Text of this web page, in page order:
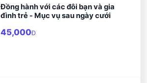
Đồng hành với các đôi bạn và gia
đình trẻ - Mục vụ sau ngày cưới
45,000Đ